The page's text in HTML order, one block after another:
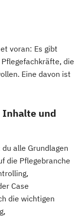
EN)
Health
-
voran: Es gibt
die
Eine davon ist
Inhalte und
alle Grundlagen
die Pflegebranche
Case
die wichtigen